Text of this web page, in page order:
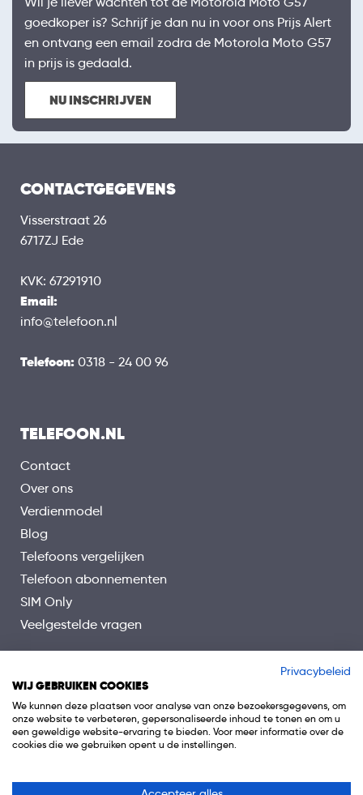
goedkoper is? Schrijf je dan nu in voor ons Prijs Alert
en ontvang een email zodra de Motorola Moto G57
in prijs is gedaald.
NU INSCHRIJVEN
CONTACTGEGEVENS
Visserstraat 26
6717ZJ Ede
KVK: 67291910
Email:
info@telefoon.nl
Telefoon: 0318 - 24 00 96
TELEFOON.NL
Contact
Over ons
Verdienmodel
Blog
Telefoons vergelijken
Telefoon abonnementen
SIM Only
Veelgestelde vragen
Privacybeleid
WIJ GEBRUIKEN COOKIES
We kunnen deze plaatsen voor analyse van onze bezoekersgegevens, om
onze website te verbeteren, gepersonaliseerde inhoud te tonen en om u
een geweldige website-ervaring te bieden. Voor meer informatie over de
cookies die we gebruiken opent u de instellingen.